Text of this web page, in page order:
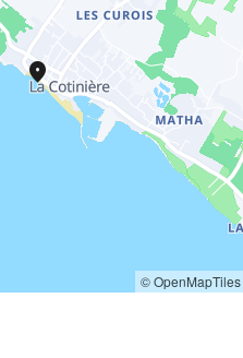
© OpenMapTiles